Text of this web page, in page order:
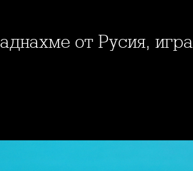
Паднахме от Русия,